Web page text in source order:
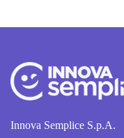
Innova Semplice S.p.A.